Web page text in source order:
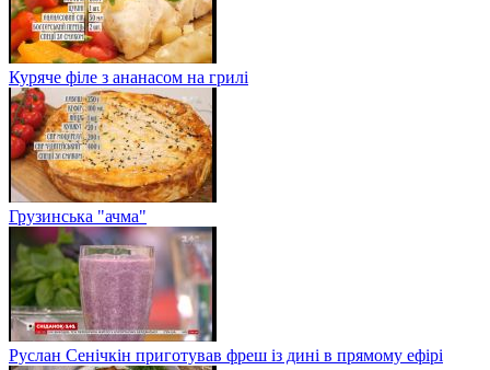
Куряче філе з ананасом на грилі
Грузинська "ачма"
Руслан Сенічкін приготував фреш із дині в прямому ефірі